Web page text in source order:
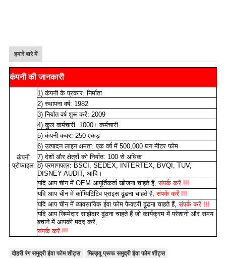
हमारे बारे में
कंपनी की जानकारी
कंपनी
प्रोफाइल
1) कंपनी के प्रकार: निर्माता
2) स्थापना वर्ष: 1982
3) निर्यात वर्ष शुरू करें: 2009
4) कुल कर्मचारी: 1000+ कर्मचारी
5) कंपनी कवर: 250 एकड़
6) उत्पादन लाइन क्षमता: एक वर्ष में 500,000 घन मीटर फोम
7) देशों और क्षेत्रों को निर्यात: 100 से अधिक
8) प्रमाणपत्र: BSCI, SEDEX, INTERTEX, BVQI, TUV,
DISNEY AUDIT, आदि।
यदि आप चीन में OEM आपूर्तिकर्ता खोजना चाहते हैं,संपर्क करें !!!
यदि आप चीन में कॉम्पिटिटिव प्राइस ढूंढना चाहते हैं,संपर्क करें !!!
यदि आप चीन में व्यावसायिक ईवा फोम फैक्टरी ढूंढना चाहते हैं,संपर्क करें !!!
यदि आप जिम्मेदार साझेदार ढूंढना चाहते हैं जो कार्यक्रम में परेशानी और समय
बचाने में आपकी मदद करें,
संपर्क करें !!!
दोहरी रंग समुद्री ईवा फोम शीट्स
मिल्ड्यू प्रूफ समुद्री ईवा फोम शीट्स